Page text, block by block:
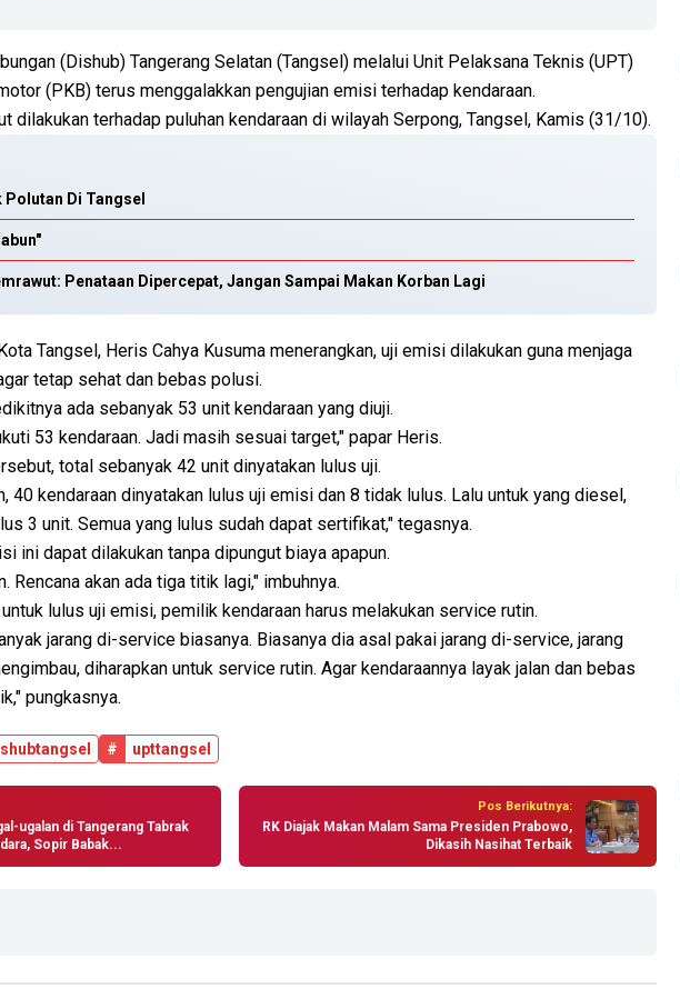
(Dishub) Tangerang Selatan (Tangsel) melalui Unit Pelaksana Teknis (UPT)
(PKB) terus menggalakkan pengujian emisi terhadap kendaraan.
dilakukan terhadap puluhan kendaraan di wilayah Serpong, Tangsel, Kamis (31/10).
Di Tangsel
Penataan Dipercepat, Jangan Sampai Makan Korban Lagi
Tangsel, Heris Cahya Kusuma menerangkan, uji emisi dilakukan guna menjaga
tetap sehat dan bebas polusi.
ada sebanyak 53 unit kendaraan yang diuji.
53 kendaraan. Jadi masih sesuai target," papar Heris.
total sebanyak 42 unit dinyatakan lulus uji.
40 kendaraan dinyatakan lulus uji emisi dan 8 tidak lulus. Lalu untuk yang diesel,
3 unit. Semua yang lulus sudah dapat sertifikat," tegasnya.
ini dapat dilakukan tanpa dipungut biaya apapun.
Rencana akan ada tiga titik lagi," imbuhnya.
lulus uji emisi, pemilik kendaraan harus melakukan service rutin.
jarang di-service biasanya. Biasanya dia asal pakai jarang di-service, jarang
diharapkan untuk service rutin. Agar kendaraannya layak jalan dan bebas
pungkasnya.
# upttangsel
ugalan di Tangerang Tabrak
Sopir Babak...
Pos Berikutnya:
RK Diajak Makan Malam Sama Presiden Prabowo,
Dikasih Nasihat Terbaik